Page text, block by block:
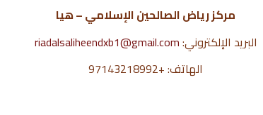
مركز رياض الصالحين الإسلامي – هيا
البريد الإلكتروني:riadalsaliheendxb1@gmail.com
الهاتف: +97143218992